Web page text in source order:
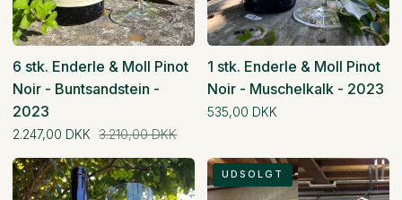
6 stk. Enderle & Moll Pinot
Noir - Buntsandstein -
2023
2.247,00 DKK Normal pris
3.210,00 DKK
1 stk. Enderle & Moll Pinot
Noir - Muschelkalk - 2023
535,00 DKK
6
stk.
6
stk.
UDSOLGT